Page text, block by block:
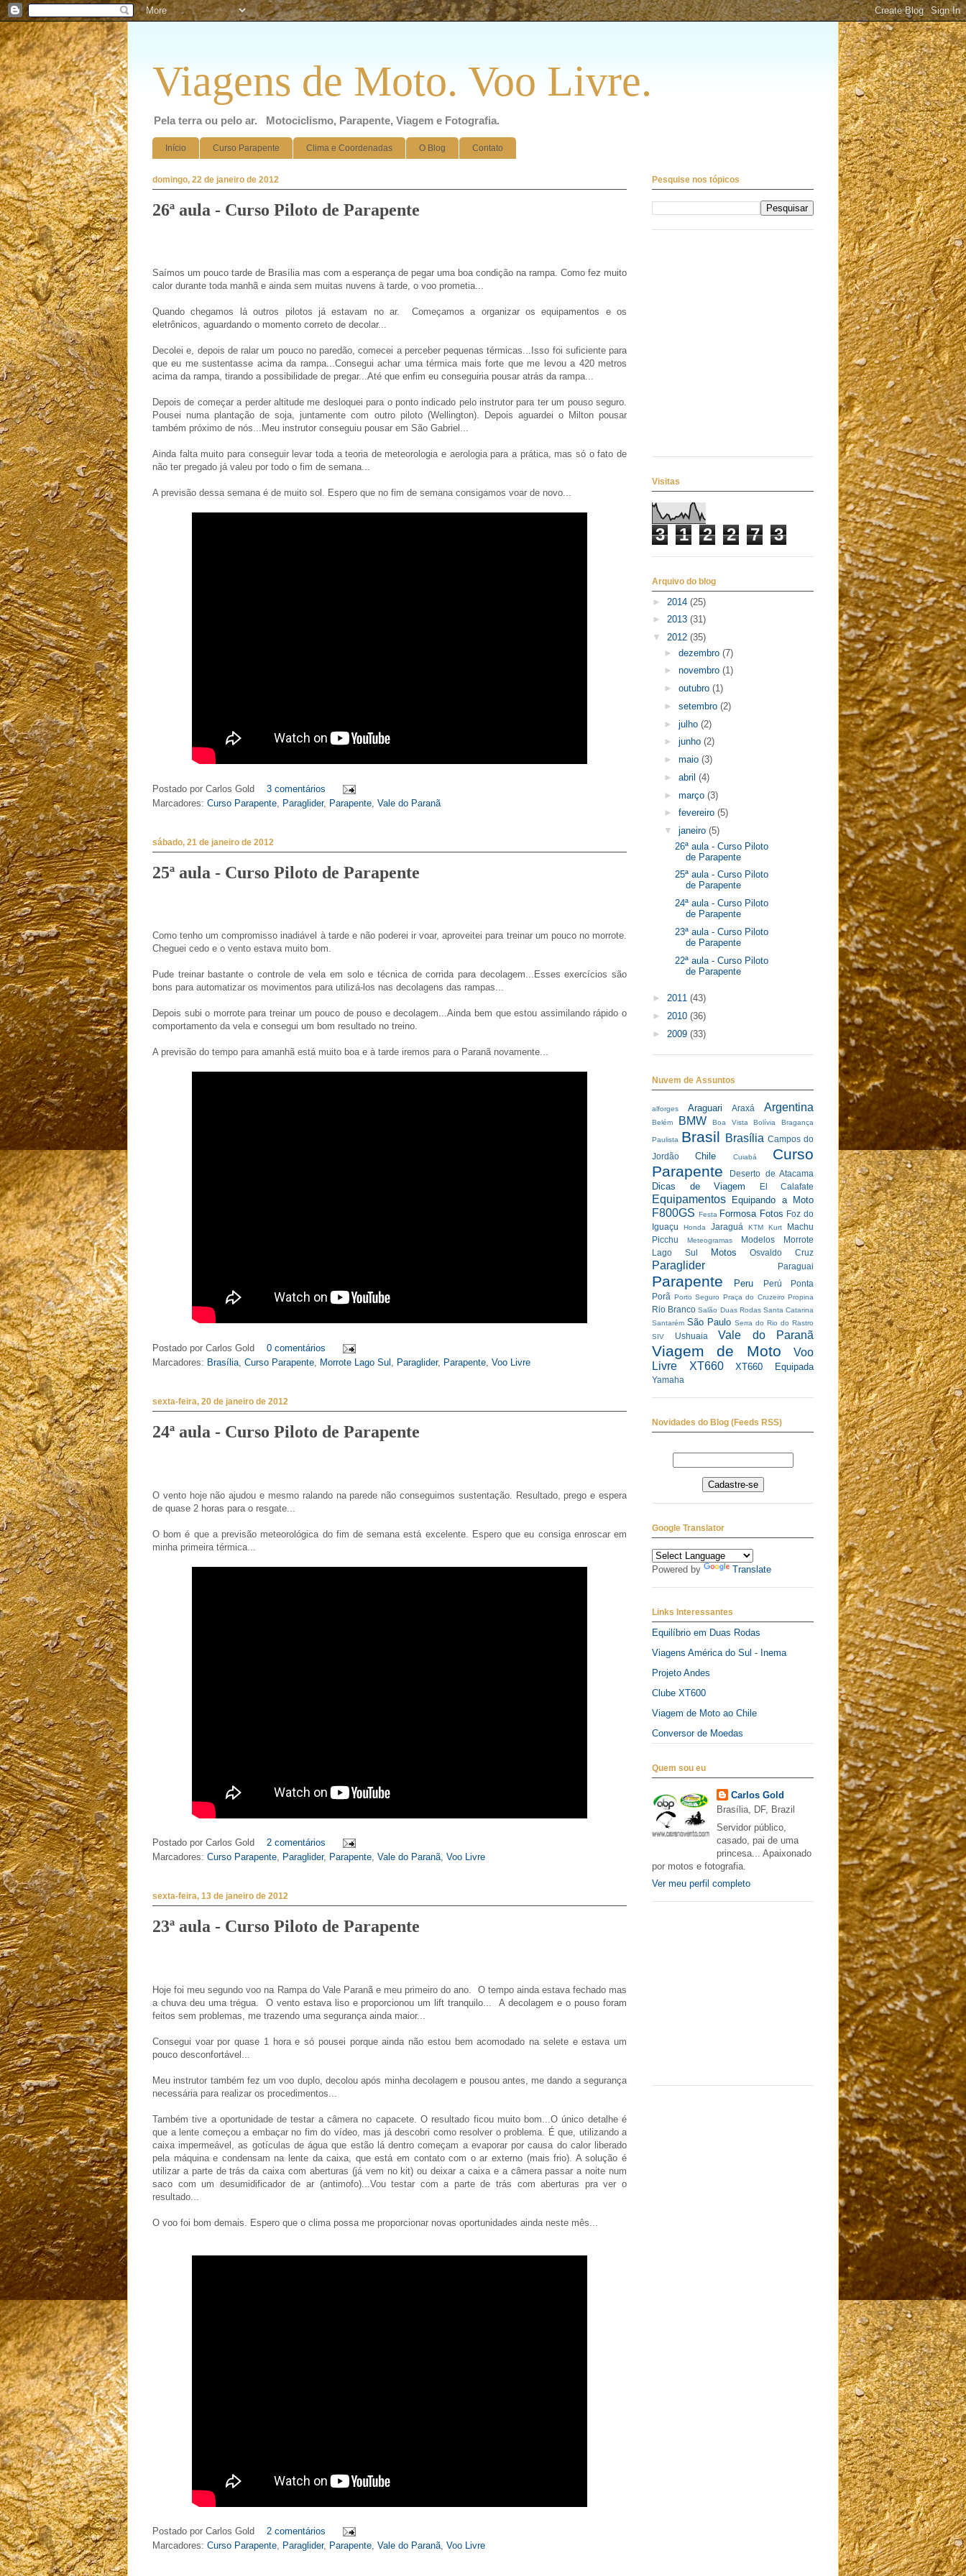
Viagens de Moto. Voo Livre.
Pela terra ou pelo ar. Motociclismo, Parapente, Viagem e Fotografia.
Início Curso Parapente Clima e Coordenadas O Blog Contato
domingo, 22 de janeiro de 2012
26ª aula - Curso Piloto de Parapente
Saímos um pouco tarde de Brasília mas com a esperança de pegar uma boa condição na rampa. Como fez muito
calor durante toda manhã e ainda sem muitas nuvens à tarde, o voo prometia...
Quando chegamos lá outros pilotos já estavam no ar. Começamos a organizar os equipamentos e os
eletrônicos, aguardando o momento correto de decolar...
Decolei e, depois de ralar um pouco no paredão, comecei a perceber pequenas térmicas...Isso foi suficiente para
que eu me sustentasse acima da rampa...Consegui achar uma térmica mais forte que me levou a 420 metros
acima da rampa, tirando a possibilidade de pregar...Até que enfim eu conseguiria pousar atrás da rampa...
Depois de começar a perder altitude me desloquei para o ponto indicado pelo instrutor para ter um pouso seguro.
Pousei numa plantação de soja, juntamente com outro piloto (Wellington). Depois aguardei o Milton pousar
também próximo de nós...Meu instrutor conseguiu pousar em São Gabriel...
Ainda falta muito para conseguir levar toda a teoria de meteorologia e aerologia para a prática, mas só o fato de
não ter pregado já valeu por todo o fim de semana...
A previsão dessa semana é de muito sol. Espero que no fim de semana consigamos voar de novo...
Postado por Carlos Gold
3 comentários
Marcadores: Curso Parapente Paraglider, Parapente Vale do Paranã
sábado, 21 de janeiro de 2012
25ª aula - Curso Piloto de Parapente
Como tenho um compromisso inadiável à tarde e não poderei ir voar, aproveitei para treinar um pouco no morrote.
Cheguei cedo e o vento estava muito bom.
Pude treinar bastante o controle de vela em solo e técnica de corrida para decolagem...Esses exercícios são
bons para automatizar os movimentos para utilizá-los nas decolagens das rampas...
Depois subi o morrote para treinar um pouco de pouso e decolagem...Ainda bem que estou assimilando rápido o
comportamento da vela e consegui um bom resultado no treino.
A previsão do tempo para amanhã está muito boa e à tarde iremos para o Paranã novamente...
Postado por Carlos Gold
0 comentários
Marcadores: Brasília Curso Parapente Morrote Lago Sul Paraglider, Parapente Voo Livre
sexta-feira, 20 de janeiro de 2012
24ª aula - Curso Piloto de Parapente
O vento hoje não ajudou e mesmo ralando na parede não conseguimos sustentação. Resultado, prego e espera
de quase 2 horas para o resgate...
O bom é que a previsão meteorológica do fim de semana está excelente. Espero que eu consiga enroscar em
minha primeira térmica...
Postado por Carlos Gold
2 comentários
Marcadores: Curso Parapente, Paraglider, Parapente, Vale do Paranã, Voo Livre
sexta-feira, 13 de janeiro de 2012
23ª aula - Curso Piloto de Parapente
Hoje foi meu segundo voo na Rampa do Vale Paranã e meu primeiro do ano. O tempo ainda estava fechado mas
a chuva deu uma trégua. O vento estava liso e proporcionou um lift tranquilo... A decolagem e o pouso foram
feitos sem problemas, me trazendo uma segurança ainda maior...
Consegui voar por quase 1 hora e só pousei porque ainda não estou bem acomodado na selete e estava um
pouco desconfortável...
Meu instrutor também fez um voo duplo, decolou após minha decolagem e pousou antes, me dando a segurança
necessária para realizar os procedimentos...
Também tive a oportunidade de testar a câmera no capacete. O resultado ficou muito bom...O único detalhe é
que a lente começou a embaçar no fim do vídeo, mas já descobri como resolver o problema. É que, utilizando a
caixa impermeável, as gotículas de água que estão lá dentro começam a evaporar por causa do calor liberado
pela máquina e condensam na lente da caixa, que está em contato com o ar externo (mais frio). A solução é
utilizar a parte de trás da caixa com aberturas (já vem no kit) ou deixar a caixa e a câmera passar a noite num
saco com um desumidificador de ar (antimofo)...Vou testar com a parte de trás com aberturas pra ver o
resultado...
O voo foi bom demais. Espero que o clima possa me proporcionar novas oportunidades ainda neste mês...
Postado por Carlos Gold
2 comentários
Marcadores: Curso Parapente, Paraglider, Parapente, Vale do Paranã, Voo Livre
Pesquise nos tópicos
Visitas
3 1 2 2 7 3
Arquivo do blog
► 2014 (25)
► 2013 (31)
▼ 2012 (35)
► dezembro (7)
► novembro (1)
► outubro (1)
► setembro (2)
► julho (2)
► junho (2)
► maio (3)
► abril (4)
► março (3)
► fevereiro (5)
▼ janeiro (5)
26ª aula - Curso Piloto
de Parapente
25ª aula - Curso Piloto
de Parapente
24ª aula - Curso Piloto
de Parapente
23ª aula - Curso Piloto
de Parapente
22ª aula - Curso Piloto
de Parapente
► 2011 (43)
► 2010 (36)
► 2009 (33)
Nuvem de Assuntos
alforges Araguari Araxá Argentina
Belém BMW Boa Vista Bolívia Bragança
Paulista Brasil Brasília Campos do
Jordão
Chile Cuiabá
Curso
Parapente
Deserto de Atacama
Dicas de Viagem El Calafate
Equipamentos Equipando a Moto
F800GS Festa Formosa Fotos Foz do
Iguaçu
Honda Jaraguá KTM Kurt
Machu
Picchu
Meteogramas Modelos
Morrote
Lago Sul
Motos Osvaldo Cruz
Paraglider Paraguai
Parapente Peru Perú
Ponta
Porã Porto Seguro Praça do Cruzeiro Propina
Rio Branco Salão Duas Rodas Santa Catarina
Santarém São Paulo Serra do Rio do Rastro
SIV
Ushuaia Vale do Paranã
Viagem de Moto
Voo
Livre
XT660 XT660 Equipada
Yamaha
Novidades do Blog (Feeds RSS)
Google Translator
Powered by Translate
Links Interessantes
Equilíbrio em Duas Rodas
Viagens América do Sul - Inema
Projeto Andes
Clube XT600
Viagem de Moto ao Chile
Conversor de Moedas
Quem sou eu
Carlos Gold
Brasília, DF, Brazil
Servidor público,
casado, pai de uma
princesa... Apaixonado
por motos e fotografia.
Ver meu perfil completo